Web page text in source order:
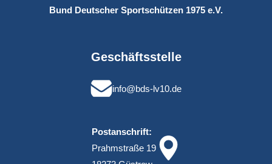
Bund Deutscher Sportschützen 1975 e.V.
Geschäftsstelle
info@bds-lv10.de
Postanschrift:
Prahmstraße 19